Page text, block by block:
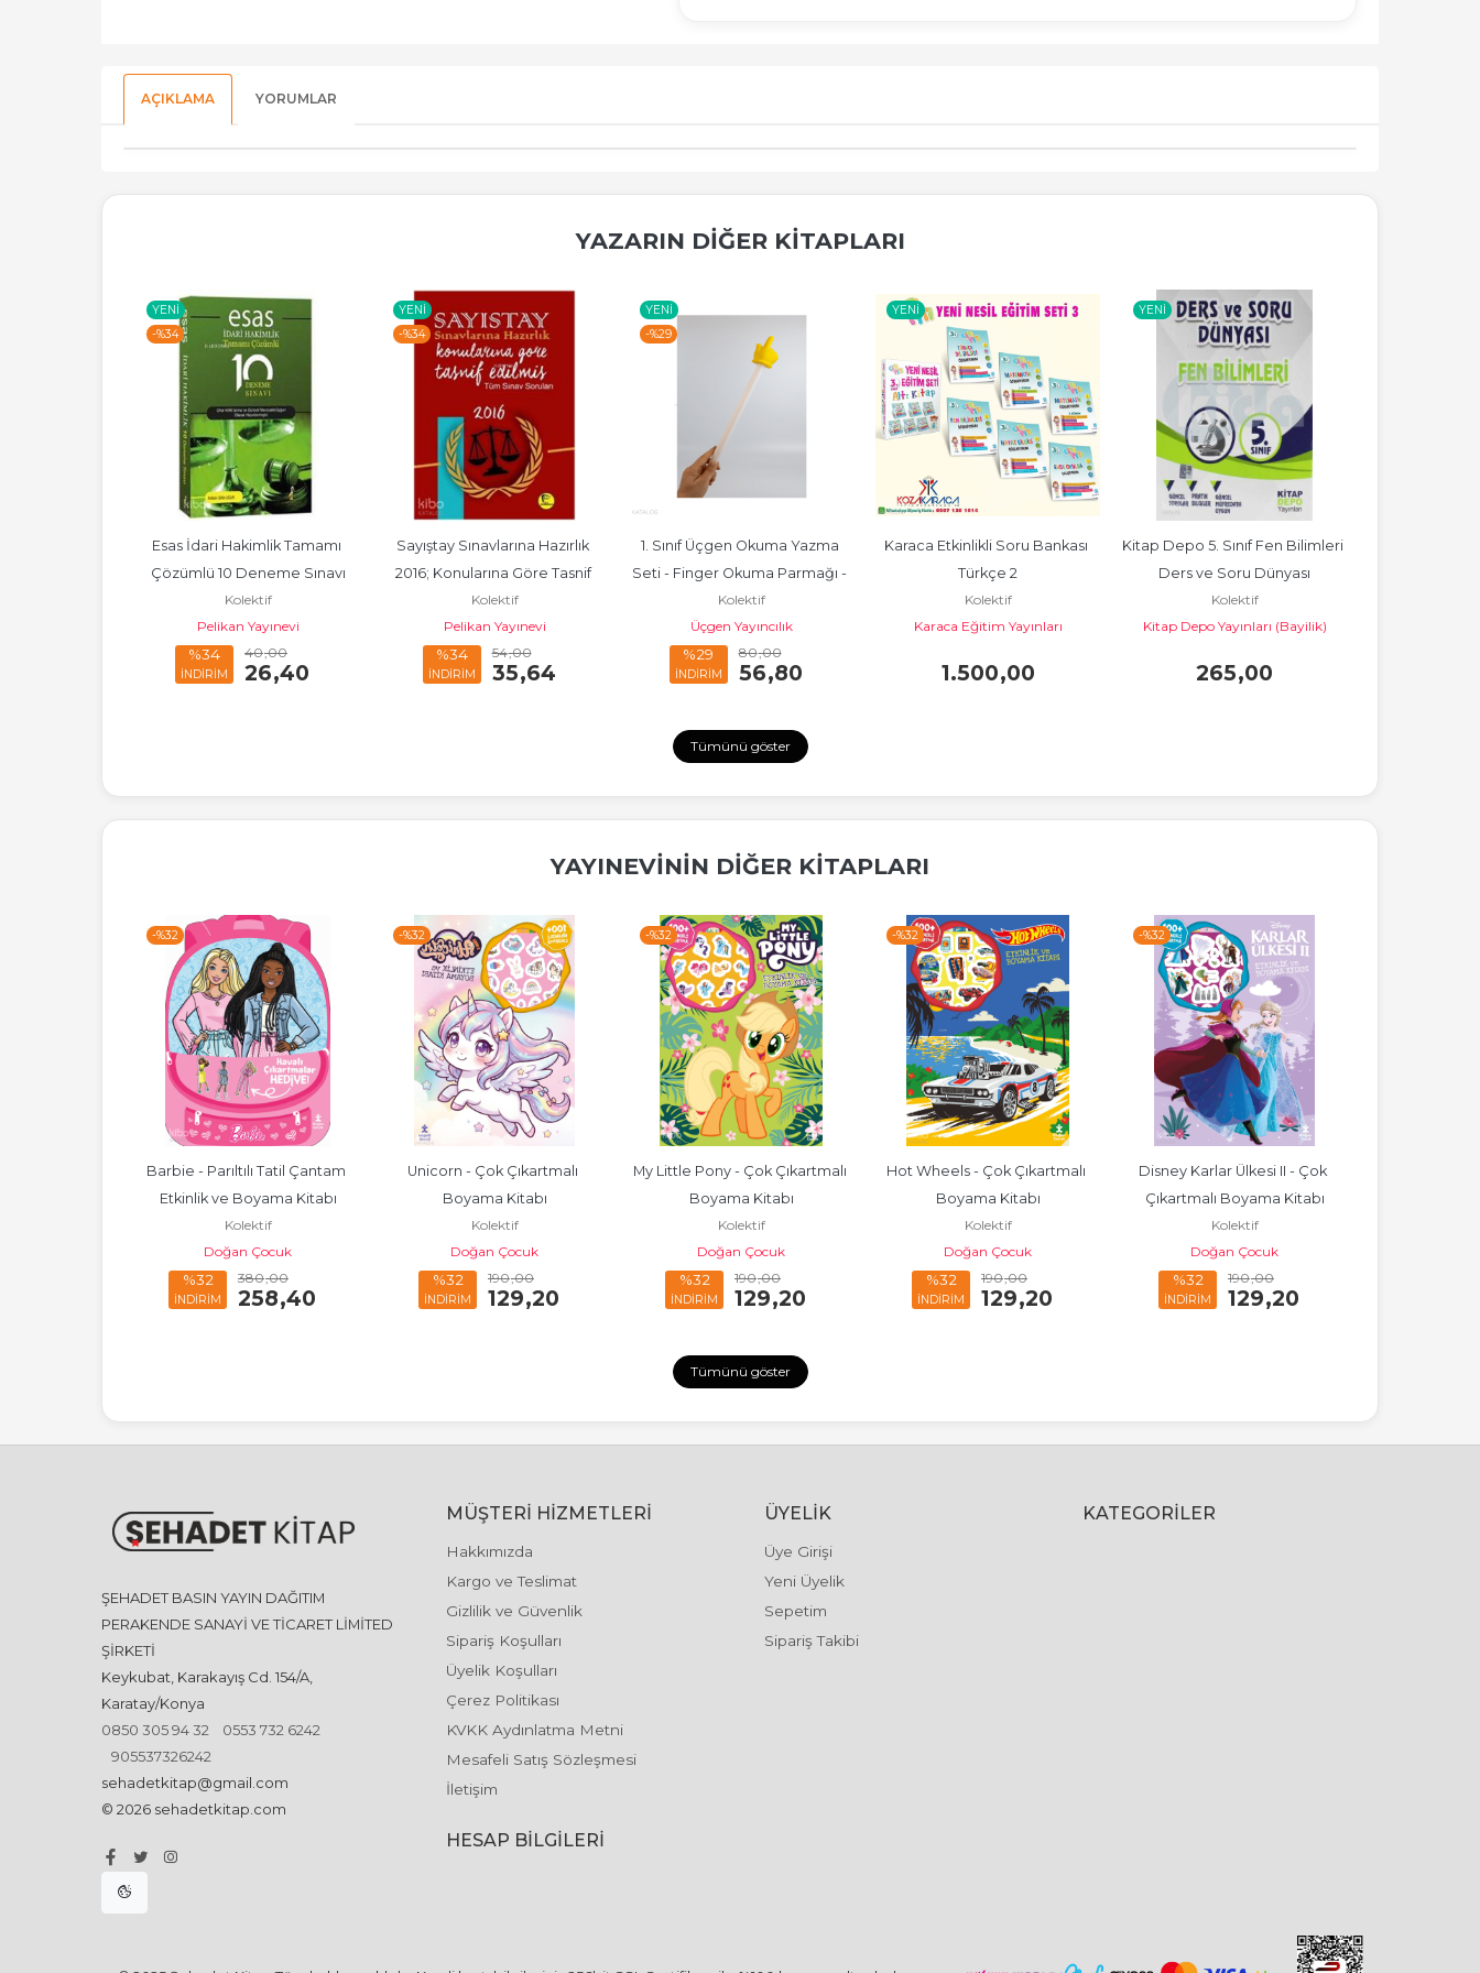
AÇIKLAMA YORUMLAR
YAZARIN DIĞER KITAPLARI
YENI
-%34
Esas İdari Hakimlik Tamamı
Çözümlü 10 Deneme Sınavı
Kolektif
Pelikan Yayınevi
%34
İNDİRİM
40,00
26,40
YENI
-%34
Sayıştay Sınavlarına Hazırlık
2016; Konularına Göre Tasnif
Edilmiş Tüm...
Kolektif
Pelikan Yayınevi
%34
İNDİRİM
54,00
35,64
YENI
-%29
1. Sınıf Üçgen Okuma Yazma
Seti - Finger Okuma Parmağı -
2024
Kolektif
Üçgen Yayıncılık
%29
İNDİRİM
80,00
56,80
YENI
Karaca Etkinlikli Soru Bankası
Türkçe 2
Kolektif
Karaca Eğitim Yayınları
1.500,00
YENI
Kitap Depo 5. Sınıf Fen Bilimleri
Ders ve Soru Dünyası
Kolektif
Kitap Depo Yayınları (Bayilik)
265,00
Tümünü göster
YAYINEVININ DIĞER KITAPLARI
-%32
Barbie - Parıltılı Tatil Çantam
Etkinlik ve Boyama Kitabı
Kolektif
Doğan Çocuk
%32
İNDİRİM
380,00
258,40
-%32
Unicorn - Çok Çıkartmalı
Boyama Kitabı
Kolektif
Doğan Çocuk
%32
İNDİRİM
190,00
129,20
-%32
My Little Pony - Çok Çıkartmalı
Boyama Kitabı
Kolektif
Doğan Çocuk
%32
İNDİRİM
190,00
129,20
-%32
Hot Wheels - Çok Çıkartmalı
Boyama Kitabı
Kolektif
Doğan Çocuk
%32
İNDİRİM
190,00
129,20
-%32
Disney Karlar Ülkesi II - Çok
Çıkartmalı Boyama Kitabı
Kolektif
Doğan Çocuk
%32
İNDİRİM
190,00
129,20
Tümünü göster
ŞEHADET BASIN YAYIN DAĞITIM
PERAKENDE SANAYİ VE TİCARET LİMİTED
ŞİRKETİ
Keykubat, Karakayış Cd. 154/A,
Karatay/Konya
0850 305 94 32
0553 732 6242
905537326242
sehadetkitap@gmail.com
© 2026 sehadetkitap.com
MÜŞTERI HIZMETLERI
Hakkımızda
Kargo ve Teslimat
Gizlilik ve Güvenlik
Sipariş Koşulları
Üyelik Koşulları
Çerez Politikası
KVKK Aydınlatma Metni
Mesafeli Satış Sözleşmesi
İletişim
ÜYELIK
Üye Girişi
Yeni Üyelik
Sepetim
Sipariş Takibi
KATEGORILER
HESAP BILGILERI